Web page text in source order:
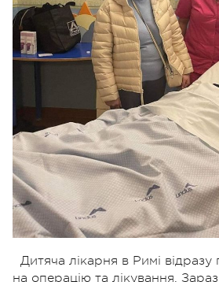
Дитяча лікарня в Римі
на операцію та лікування.